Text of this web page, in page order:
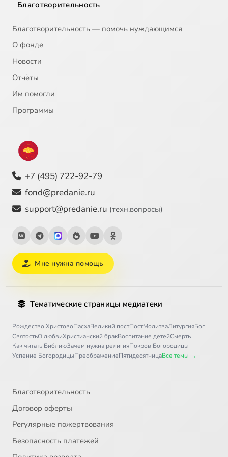
21
22
Благотворительность
Благотворительность — помочь нуждающимся
О фонде
Новости
Отчёты
Им помогли
Программы
+7 (495) 722-92-79
fond@predanie.ru
support@predanie.ru (техн.вопросы)
Мне нужна помощь
Тематические страницы медиатеки
Рождество ХристовоПасхаВеликий постПостМолитваЛитургияБог
СвятостьО любвиХристианский бракВоспитание детейСмерть
Как читать БиблиюЗачем нужна религияПокров Богородицы
Успение БогородицыПреображениеПятидесятницаВсе темы →
Благотворительность
Договор оферты
Регулярные пожертвования
Безопасность платежей